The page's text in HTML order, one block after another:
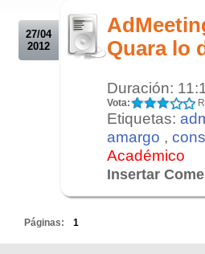
27/04
2012
Quara lo
Duración:
Vota:
Etiquetas:
amargo ,
Académico
Insertar
Páginas: 1